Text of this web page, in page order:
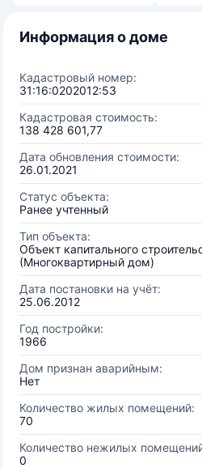
Информация о доме
Кадастровый номер:
31:16:0202012:53
Кадастровая стоимость:
138 428 601,77
Дата обновления стоимости:
26.01.2021
Статус объекта:
Ранее учтенный
Тип объекта:
Объект капитального
(Многоквартирный дом)
Дата постановки на учёт:
25.06.2012
Год постройки:
1966
Дом признан аварийным:
Нет
Количество жилых помещений:
70
Количество нежилых
0